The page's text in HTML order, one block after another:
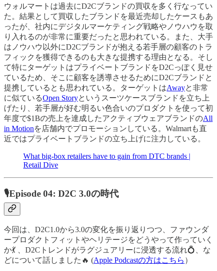
ウォルマートは過去にD2Cブランドの買収を多く行なってい
た。結果として買収したブランドを最近売却したケースもあ
ったが、社内にデジタルマーケティング戦略やノウハウを取
り入れるのが非常に重要だったと思われている。また、大手
はノウハウ以外にD2Cブランドが抱える若手層の顧客のトラ
フィックを獲得できるのも大きな提携する理由となる。そし
て特にターゲットはプライベートブランドをD2Cっぽく見せ
ているため、そこに顧客を誘導させるためにD2Cブランドと
提携しているとも思われている。ターゲットはAwayと非常
に似ているOpen Storyというスーツケースブランドを立ち上
げたり、若手層が好む明るい色合いのプロダクトを使って初
年度で$1Bの売上を達成したアクティブウェアブランドのAll
in Motionを店舗内でプロモーションしている。Walmartも直
近ではプライベートブランドの立ち上げに注力している。
What big-box retailers have to gain from DTC brands |
Retail Dive
🎙Episode 04: D2C 3.0の時代
今回は、D2C1.0から3.0の変化を振り返りつつ、ファウンダ
ープロダクトフィットやヘリテージをどうやって作っていく
か💃 、D2Cトレンドがラグジュアリーに浸透する流れ💍、な
どについて話しました🔥 (Apple Podcastの方はこちら ）